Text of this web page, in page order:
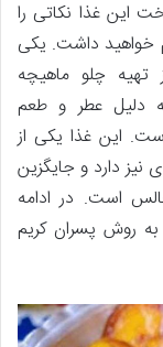
این غذا نکاتی را
خواهید داشت. یکی
تهیه چلو ماهیچه
دلیل عطر و طعم
این غذا یکی از
دارد و جایگزین
است. در ادامه
روش پسران کریم